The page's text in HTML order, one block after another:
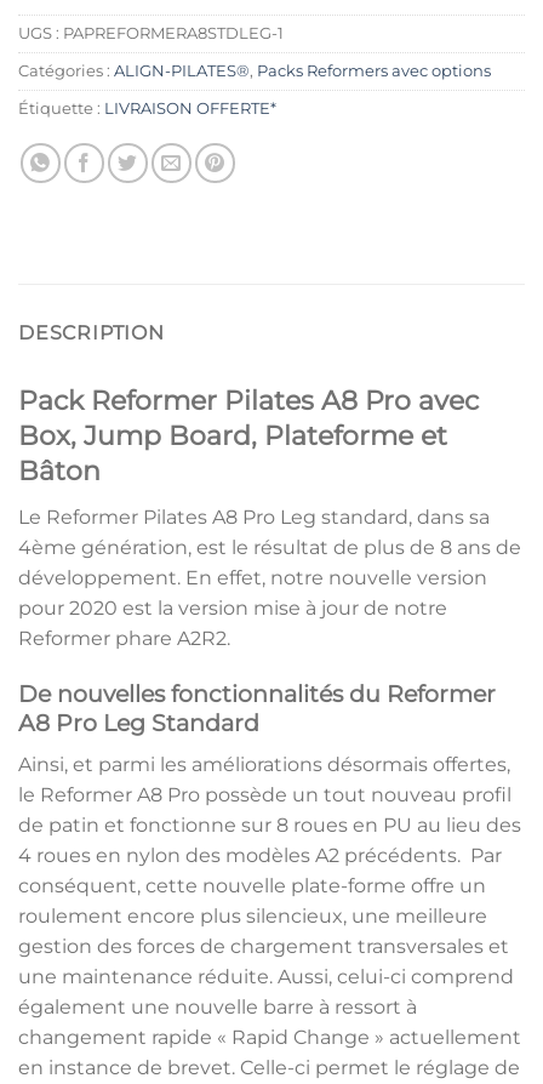
UGS : PAPREFORMERA8STDLEG-1
Catégories : ALIGN-PILATES®, Packs Reformers avec options
Étiquette : LIVRAISON OFFERTE*
DESCRIPTION
Pack Reformer Pilates A8 Pro avec
Box, Jump Board, Plateforme et
Bâton
Le Reformer Pilates A8 Pro Leg standard, dans sa
4ème génération, est le résultat de plus de 8 ans de
développement. En effet, notre nouvelle version
pour 2020 est la version mise à jour de notre
Reformer phare A2R2.
De nouvelles fonctionnalités du Reformer
A8 Pro Leg Standard
Ainsi, et parmi les améliorations désormais offertes,
le Reformer A8 Pro possède un tout nouveau profil
de patin et fonctionne sur 8 roues en PU au lieu des
4 roues en nylon des modèles A2 précédents. Par
conséquent, cette nouvelle plate-forme offre un
roulement encore plus silencieux, une meilleure
gestion des forces de chargement transversales et
une maintenance réduite. Aussi, celui-ci comprend
également une nouvelle barre à ressort à
changement rapide « Rapid Change » actuellement
en instance de brevet. Celle-ci permet le réglage de